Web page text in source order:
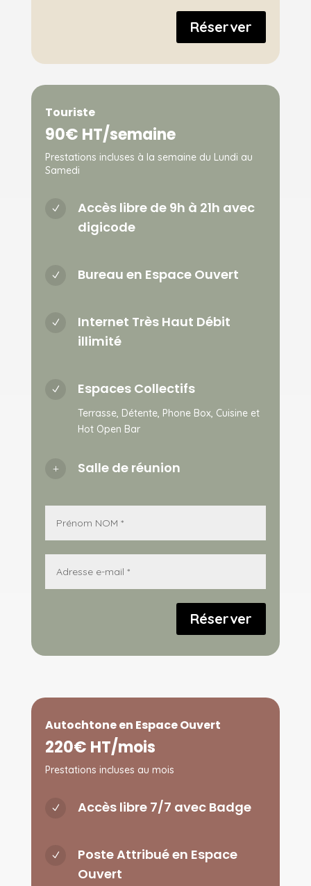
Réserver
Touriste
90€ HT/semaine
Prestations incluses à la semaine du Lundi au
Samedi
N
Accès libre de 9h à 21h avec
digicode
N Bureau en Espace Ouvert
N
Internet Très Haut Débit
illimité
N Espaces Collectifs
Terrasse, Détente, Phone Box, Cuisine et
Hot Open Bar
L Salle de réunion
Réserver
Autochtone en Espace Ouvert
220€ HT/mois
Prestations incluses au mois
N Accès libre 7/7 avec Badge
N
Poste Attribué en Espace
Ouvert